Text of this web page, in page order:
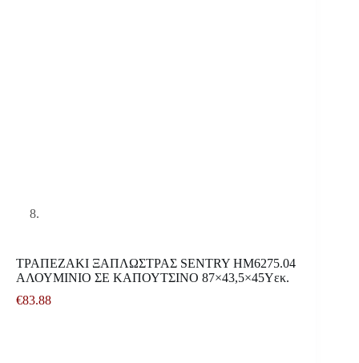
ΤΡΑΠΕΖΑΚΙ ΞΑΠΛΩΣΤΡΑΣ SENTRY HM6275.04
ΑΛΟΥΜΙΝΙΟ ΣΕ ΚΑΠΟΥΤΣΙΝΟ 87×43,5×45Υεκ.
€83.88